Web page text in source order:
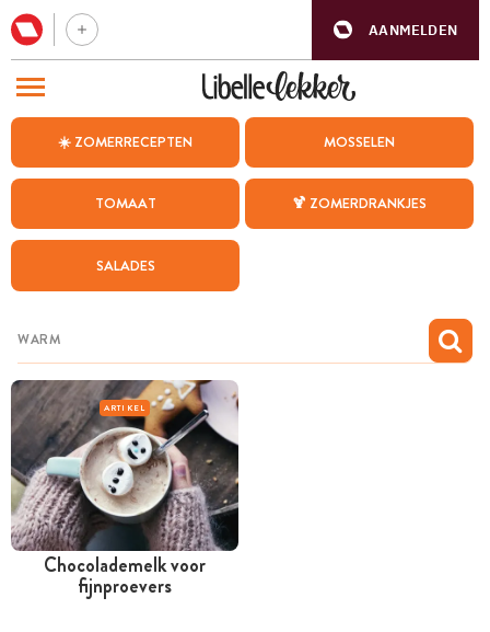
AANMELDEN
☀️ ZOMERRECEPTEN MOSSELEN
TOMAAT 🍹 ZOMERDRANKJES
SALADES
ARTIKEL
Chocolademelk voor
fijnproevers
BEZOEK ONZE ANDERE WEBSITES
WEEKMENU
CHAT MET MAIA
MIJN BEWAARDE RECEPTEN